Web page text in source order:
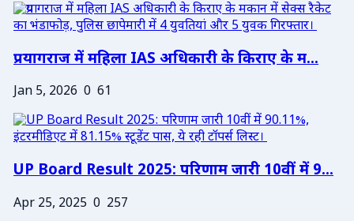
प्रयागराज में महिला IAS अधिकारी के किराए के म...
Jan 5, 2026 0 61
UP Board Result 2025: परिणाम जारी 10वीं में 9...
Apr 25, 2025 0 257